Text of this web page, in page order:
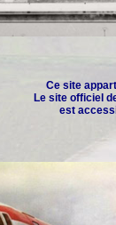
Ce site
Le site officiel
est